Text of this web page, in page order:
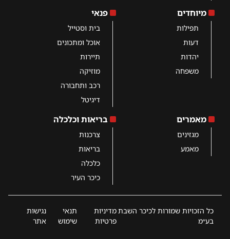
מיוחדים
תפילות
דעות
יהדות
משפחה
פנאי
בית וסטייל
אוכל ומתכונים
תיירות
מוזיקה
רכב ותחבורה
דיגיטל
מאמרים
מגזינים
מאמע
בריאות וכלכלה
צרכנות
בריאות
כלכלה
כיכר העיר
כל הזכויות שמורות לכיכר השבת
בע״מ
מדיניות
פרטיות
תנאי
שימוש
נגישות
אתר